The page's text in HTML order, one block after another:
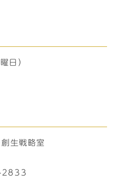
日）
生戦略室
2833